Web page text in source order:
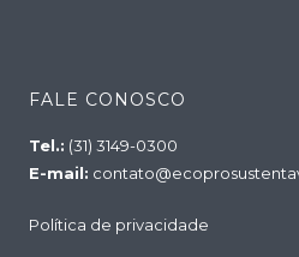
FALE CONOSCO
Tel.: (31) 3149-0300
E-mail:
Política de privacidade